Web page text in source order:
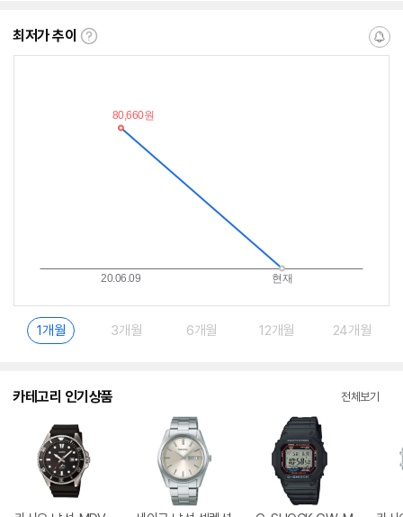
최저가 추이
최
알
1개월 3개월 6개월 12개월 24개월
카테고리 인기상품 전체보기